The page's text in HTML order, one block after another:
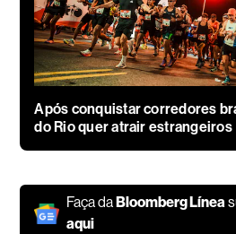
Após conquistar corredores
do Rio quer atrair estrangeiros
Faça da Bloomberg Línea
aqui